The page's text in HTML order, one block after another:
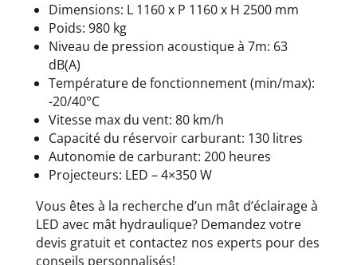
Dimensions: L 1160 x P 1160 x H 2500 mm
Poids: 980 kg
Niveau de pression acoustique à 7m: 63
dB(A)
Température de fonctionnement (min/max):
-20/40°C
Vitesse max du vent: 80 km/h
Capacité du réservoir carburant: 130 litres
Autonomie de carburant: 200 heures
Projecteurs: LED – 4×350 W
Vous êtes à la recherche d’un mât d’éclairage à
LED avec mât hydraulique? Demandez votre
devis gratuit et contactez nos experts pour des
conseils personnalisés!